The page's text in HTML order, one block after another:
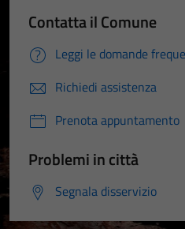
Contatta il Comune
Leggi le domande
Richiedi assistenza
Prenota appuntamento
Problemi in città
Segnala disservizio